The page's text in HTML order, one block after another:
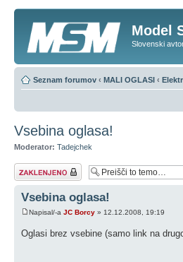
Model
Slovenski
Seznam forumov ‹ MALI OGLASI ‹
Vsebina oglasa!
Moderator: Tadejchek
Tema je zaklenjena
Vsebina oglasa!
Napisal/-a JC Borcy » 12.12.2008, 19:19
Oglasi brez vsebine (samo link na